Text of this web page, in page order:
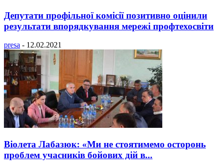
Депутати профільної комісії позитивно оцінили
результати впорядкування мережі профтехосвіти
presa - 12.02.2021
Віолета Лабазюк: «Ми не стоятимемо осторонь
проблем учасників бойових дій в...